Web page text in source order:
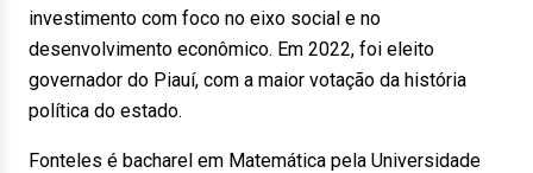
investimento com foco no eixo social e no
desenvolvimento econômico. Em 2022, foi eleito
governador do Piauí, com a maior votação da história
política do estado.
Fonteles é bacharel em Matemática pela Universidade